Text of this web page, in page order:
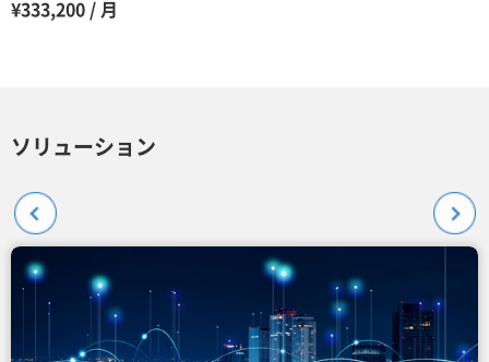
¥333,200 / 月
ソリューション